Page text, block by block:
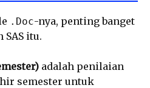
.Doc-nya, penting banget
SAS itu.
adalah penilaian
semester untuk